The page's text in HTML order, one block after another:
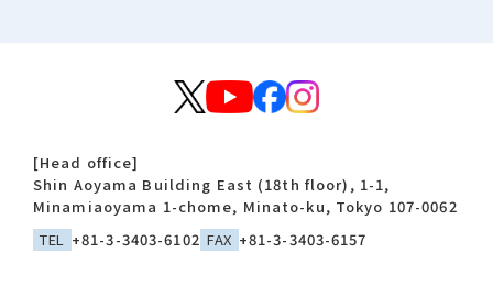
[Head office]
Shin Aoyama Building East (18th floor), 1-1,
Minamiaoyama 1-chome, Minato-ku, Tokyo 107-0062
TEL +81-3-3403-6102 FAX +81-3-3403-6157